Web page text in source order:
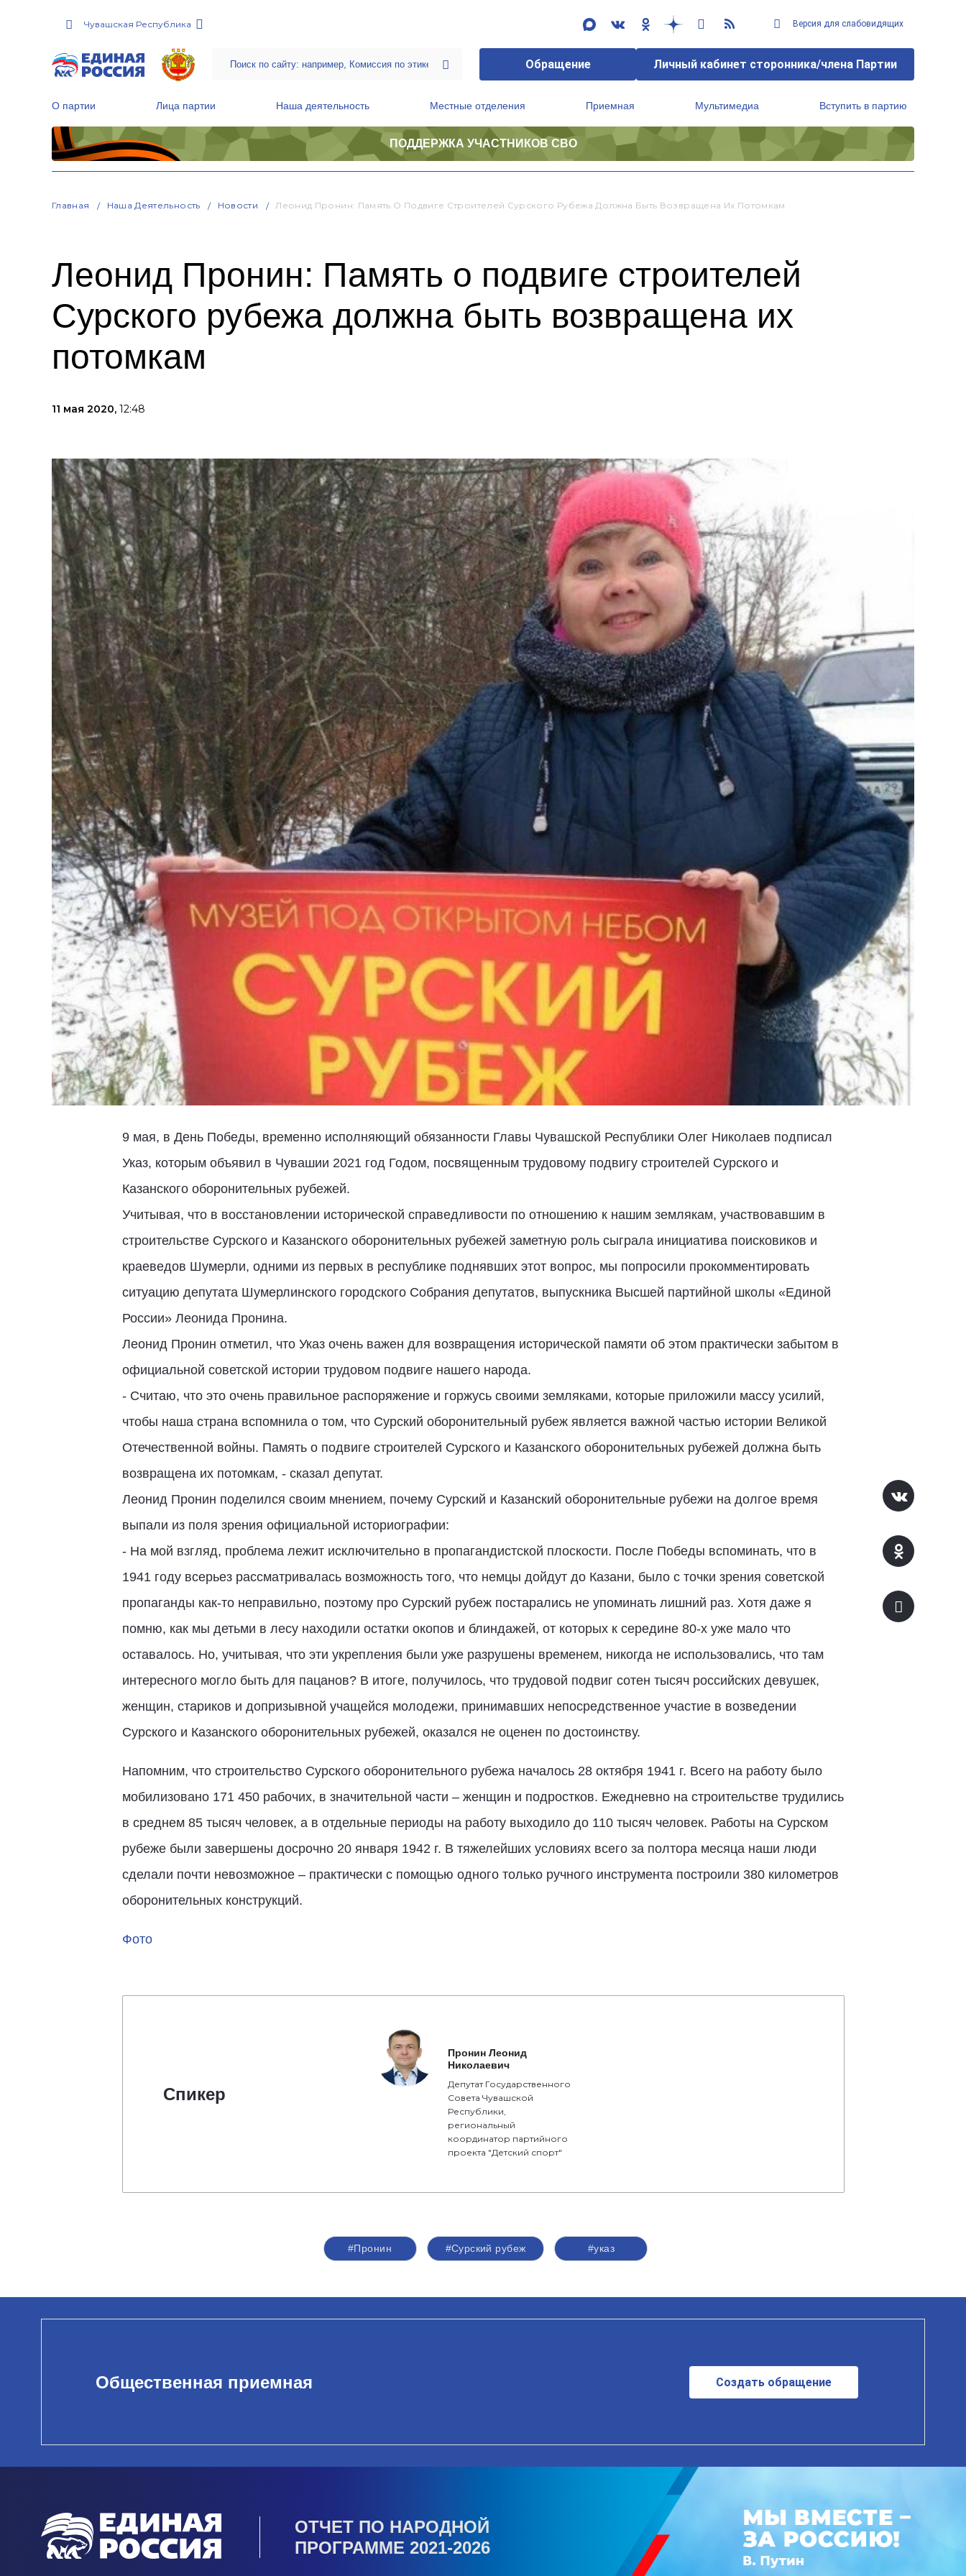
Чувашская Республика Версия для слабовидящих
Обращение Личный кабинет сторонника/члена Партии
О партии Лица партии Наша деятельность Местные отделения Приемная Мультимедиа Вступить в партию
ПОДДЕРЖКА УЧАСТНИКОВ СВО
Главная Наша Деятельность Новости Леонид Пронин: Память О Подвиге Строителей Сурского Рубежа Должна Быть Возвращена Их Потомкам
Леонид Пронин: Память о подвиге строителей
Сурского рубежа должна быть возвращена их
потомкам
11 мая 2020, 12:48
9 мая, в День Победы, временно исполняющий обязанности Главы Чувашской Республики Олег Николаев подписал
Указ, которым объявил в Чувашии 2021 год Годом, посвященным трудовому подвигу строителей Сурского и
Казанского оборонительных рубежей.
Учитывая, что в восстановлении исторической справедливости по отношению к нашим землякам, участвовавшим в
строительстве Сурского и Казанского оборонительных рубежей заметную роль сыграла инициатива поисковиков и
краеведов Шумерли, одними из первых в республике поднявших этот вопрос, мы попросили прокомментировать
ситуацию депутата Шумерлинского городского Собрания депутатов, выпускника Высшей партийной школы «Единой
России» Леонида Пронина.
Леонид Пронин отметил, что Указ очень важен для возвращения исторической памяти об этом практически забытом в
официальной советской истории трудовом подвиге нашего народа.
- Считаю, что это очень правильное распоряжение и горжусь своими земляками, которые приложили массу усилий,
чтобы наша страна вспомнила о том, что Сурский оборонительный рубеж является важной частью истории Великой
Отечественной войны. Память о подвиге строителей Сурского и Казанского оборонительных рубежей должна быть
возвращена их потомкам, - сказал депутат.
Леонид Пронин поделился своим мнением, почему Сурский и Казанский оборонительные рубежи на долгое время
выпали из поля зрения официальной историографии:
- На мой взгляд, проблема лежит исключительно в пропагандистской плоскости. После Победы вспоминать, что в
1941 году всерьез рассматривалась возможность того, что немцы дойдут до Казани, было с точки зрения советской
пропаганды как-то неправильно, поэтому про Сурский рубеж постарались не упоминать лишний раз. Хотя даже я
помню, как мы детьми в лесу находили остатки окопов и блиндажей, от которых к середине 80-х уже мало что
оставалось. Но, учитывая, что эти укрепления были уже разрушены временем, никогда не использовались, что там
интересного могло быть для пацанов? В итоге, получилось, что трудовой подвиг сотен тысяч российских девушек,
женщин, стариков и допризывной учащейся молодежи, принимавших непосредственное участие в возведении
Сурского и Казанского оборонительных рубежей, оказался не оценен по достоинству.
Напомним, что строительство Сурского оборонительного рубежа началось 28 октября 1941 г. Всего на работу было
мобилизовано 171 450 рабочих, в значительной части – женщин и подростков. Ежедневно на строительстве трудились
в среднем 85 тысяч человек, а в отдельные периоды на работу выходило до 110 тысяч человек. Работы на Сурском
рубеже были завершены досрочно 20 января 1942 г. В тяжелейших условиях всего за полтора месяца наши люди
сделали почти невозможное – практически с помощью одного только ручного инструмента построили 380 километров
оборонительных конструкций.
Фото
Спикер
Пронин Леонид
Николаевич
Депутат Государственного
Совета Чувашской
Республики,
региональный
координатор партийного
проекта "Детский спорт"
#Пронин #Сурский рубеж #указ
Общественная приемная Создать обращение
ОТЧЕТ ПО НАРОДНОЙ
ПРОГРАММЕ 2021-2026